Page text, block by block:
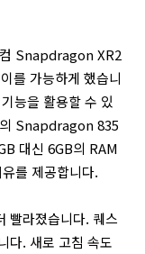
Snapdragon XR2
를 가능하게 했습니
능을 활용할 수 있
Snapdragon 835
대신 6GB의 RAM
를 제공합니다.
빨라졌습니다. 퀘스
다. 새로 고침 속도